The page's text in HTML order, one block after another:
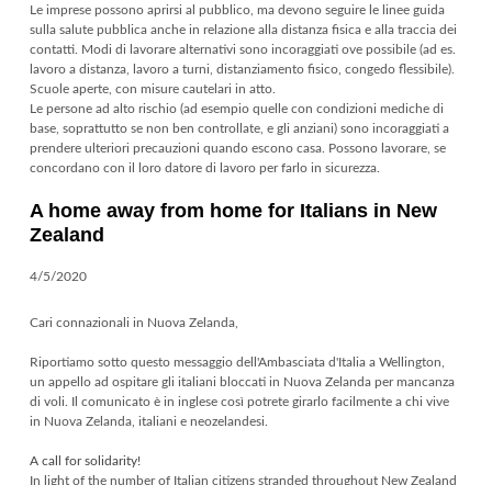
Le imprese possono aprirsi al pubblico, ma devono seguire le linee guida
sulla salute pubblica anche in relazione alla distanza fisica e alla traccia dei
contatti. Modi di lavorare alternativi sono incoraggiati ove possibile (ad es.
lavoro a distanza, lavoro a turni, distanziamento fisico, congedo flessibile).
Scuole aperte, con misure cautelari in atto.
Le persone ad alto rischio (ad esempio quelle con condizioni mediche di
base, soprattutto se non ben controllate, e gli anziani) sono incoraggiati a
prendere ulteriori precauzioni quando escono casa. Possono lavorare, se
concordano con il loro datore di lavoro per farlo in sicurezza.
A home away from home for Italians in New
Zealand
4/5/2020
Cari connazionali in Nuova Zelanda,
Riportiamo sotto questo messaggio dell'Ambasciata d'Italia a Wellington,
un appello ad ospitare gli italiani bloccati in Nuova Zelanda per mancanza
di voli. Il comunicato è in inglese così potrete girarlo facilmente a chi vive
in Nuova Zelanda, italiani e neozelandesi.
A call for solidarity!
In light of the number of Italian citizens stranded throughout New Zealand